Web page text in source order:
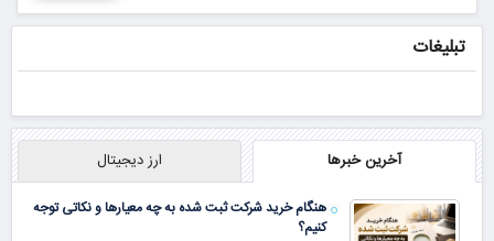
تبلیغات
آخرین خبرها ارز دیجیتال
هنگام خرید شرکت ثبت شده به چه معیارها و نکاتی توجه
کنیم؟